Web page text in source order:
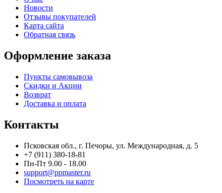
Новости
Отзывы покупателей
Карта сайта
Обратная связь
Оформление заказа
Пункты самовывоза
Скидки и Акции
Возврат
Доставка и оплата
Контакты
Псковская обл., г. Печоры, ул. Международная, д. 5
+7 (911) 380-18-81
Пн-Пт 9.00 - 18.00
support@ppmaster.ru
Посмотреть на карте